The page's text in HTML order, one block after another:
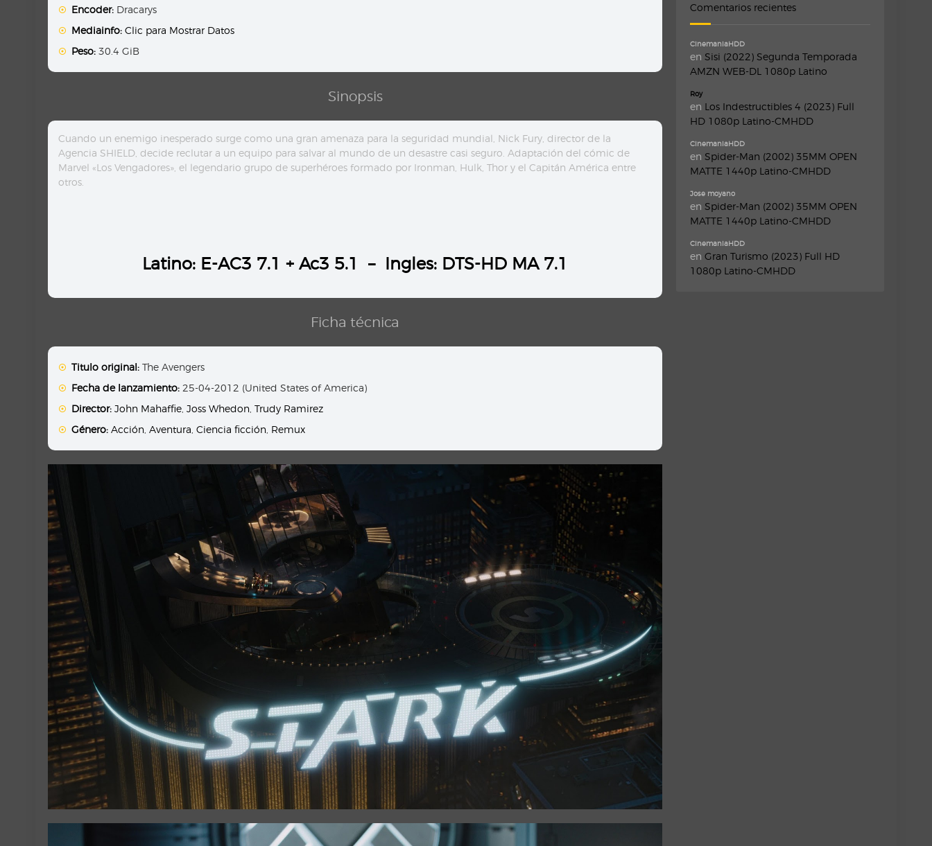
Encoder: Dracarys
Mediainfo: Clic para Mostrar Datos
Peso: 30.4 GiB
Sinopsis
Cuando un enemigo inesperado surge como una gran amenaza para la seguridad mundial, Nick Fury, director de la
Agencia SHIELD, decide reclutar a un equipo para salvar al mundo de un desastre casi seguro. Adaptación del cómic de
Marvel «Los Vengadores», el legendario grupo de superhéroes formado por Ironman, Hulk, Thor y el Capitán América entre
otros.
Latino: E-AC3 7.1 + Ac3 5.1 – Ingles: DTS-HD MA 7.1
Ficha técnica
Titulo original: The Avengers
Fecha de lanzamiento: 25-04-2012 (United States of America)
Director: John Mahaffie ,Joss Whedon ,Trudy Ramirez
Género: Acción ,Aventura ,Ciencia ficción Remux
Comentarios recientes
CinemaniaHDD
en Sisi (2022) Segunda Temporada
AMZN WEB-DL 1080p Latino
Roy
en Los Indestructibles 4 (2023) Full
HD 1080p Latino-CMHDD
CinemaniaHDD
en Spider-Man (2002) 35MM OPEN
MATTE 1440p Latino-CMHDD
Jose moyano
en Spider-Man (2002) 35MM OPEN
MATTE 1440p Latino-CMHDD
CinemaniaHDD
en Gran Turismo (2023) Full HD
1080p Latino-CMHDD